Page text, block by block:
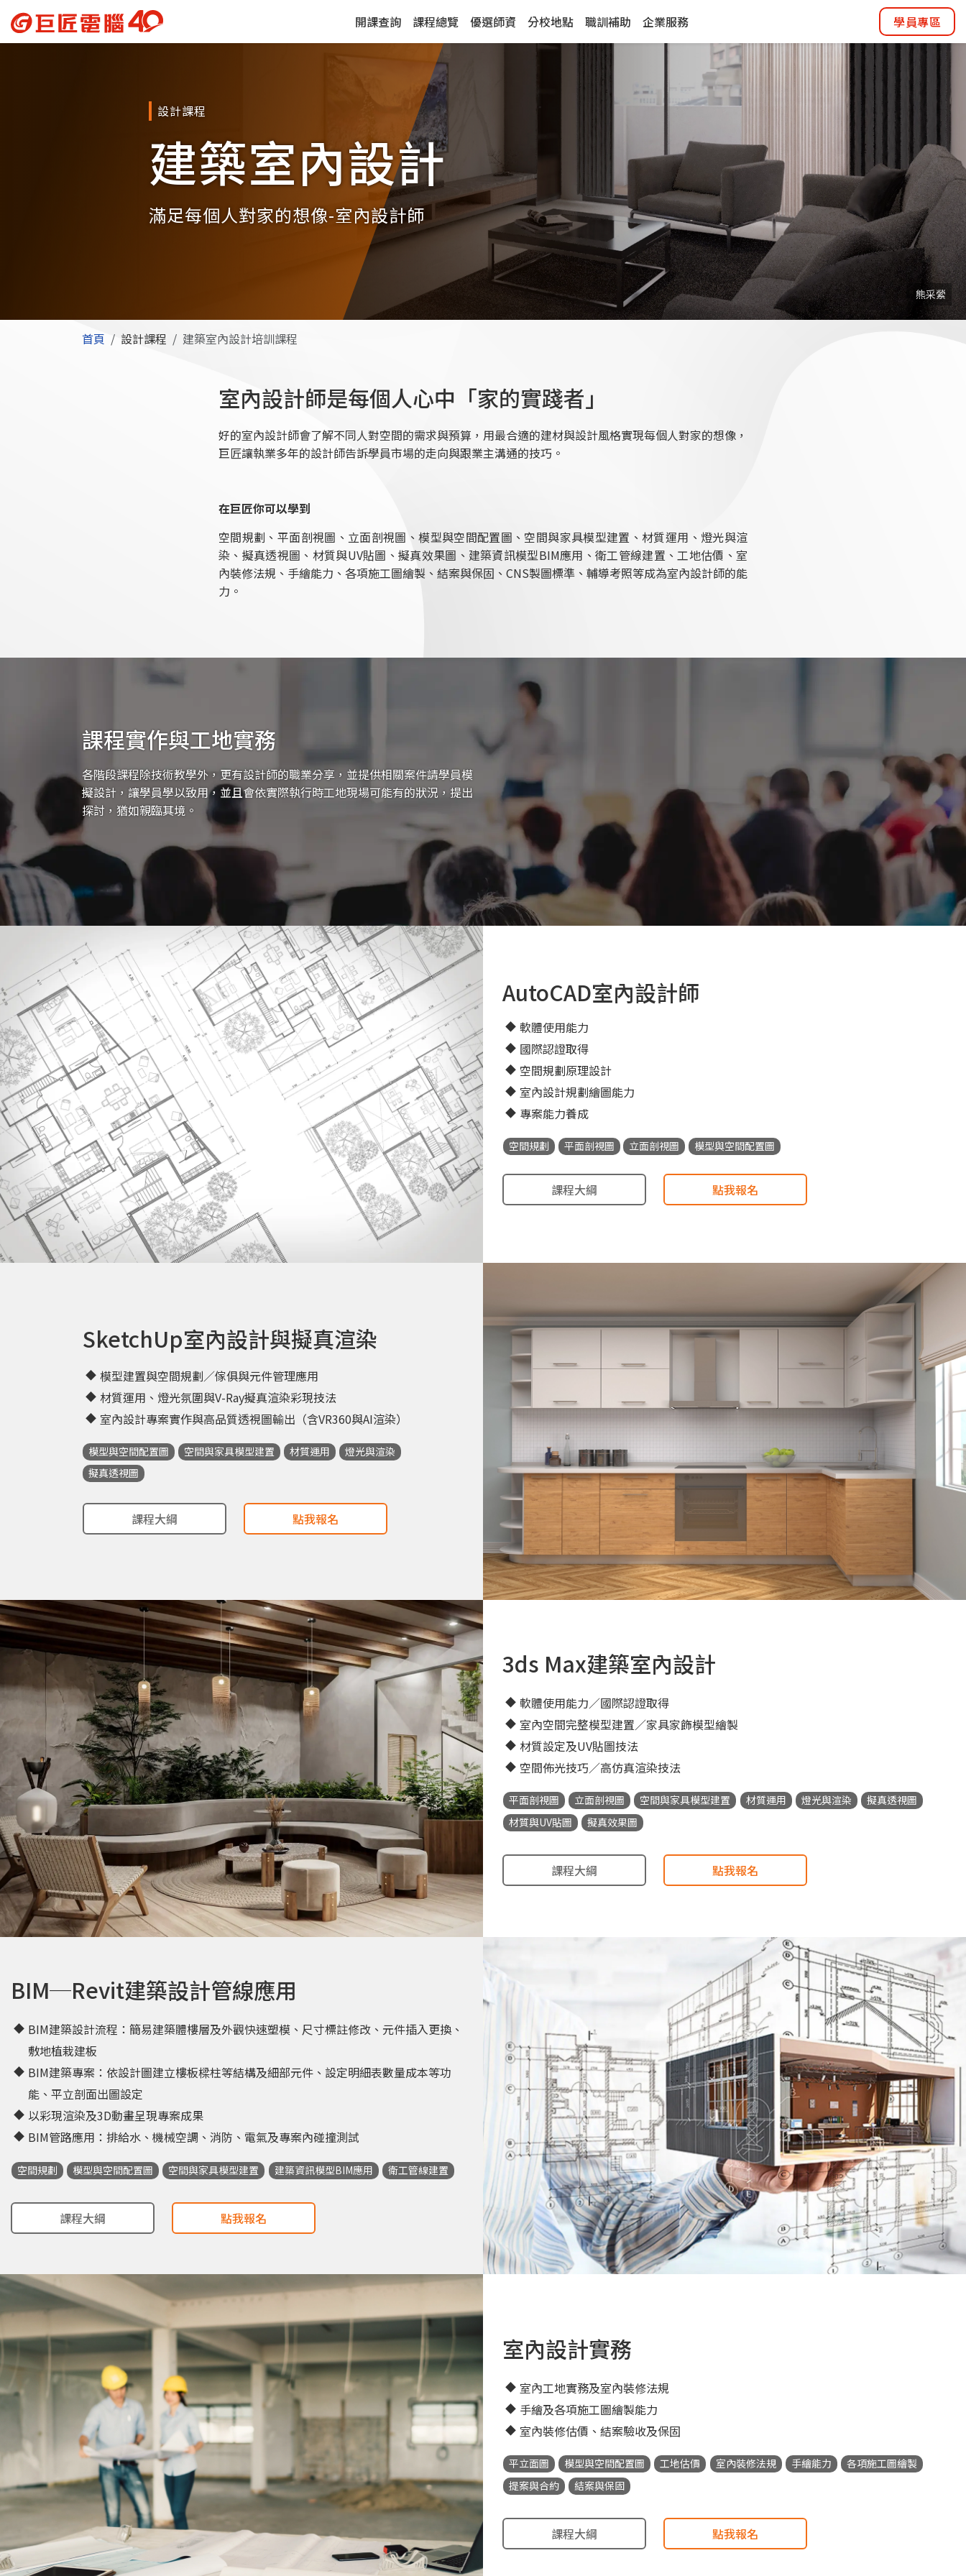
開課查詢 課程總覽 優選師資 分校地點 職訓補助 企業服務 學員專區
熊采縈
設計課程
建築室內設計
滿足每個人對家的想像-室內設計師
首頁 設計課程 建築室內設計培訓課程
室內設計師是每個人心中「家的實踐者」
好的室內設計師會了解不同人對空間的需求與預算，用最合適的建材與設計風格實現每個人對家的想像，
巨匠讓執業多年的設計師告訴學員市場的走向與跟業主溝通的技巧。
在巨匠你可以學到
空間規劃、平面剖視圖、立面剖視圖、模型與空間配置圖、空間與家具模型建置、材質運用、燈光與渲
染、擬真透視圖、材質與UV貼圖、擬真效果圖、建築資訊模型BIM應用、衛工管線建置、工地估價、室
內裝修法規、手繪能力、各項施工圖繪製、結案與保固、CNS製圖標準、輔導考照等成為室內設計師的能
力。
課程實作與工地實務
各階段課程除技術教學外，更有設計師的職業分享，並提供相關案件請學員模
擬設計，讓學員學以致用，並且會依實際執行時工地現場可能有的狀況，提出
探討，猶如親臨其境。
AutoCAD室內設計師
軟體使用能力
國際認證取得
空間規劃原理設計
室內設計規劃繪圖能力
專案能力養成
空間規劃 平面剖視圖 立面剖視圖 模型與空間配置圖
課程大綱 點我報名
SketchUp室內設計與擬真渲染
模型建置與空間規劃／傢俱與元件管理應用
材質運用、燈光氛圍與V-Ray擬真渲染彩現技法
室內設計專案實作與高品質透視圖輸出（含VR360與AI渲染）
模型與空間配置圖 空間與家具模型建置 材質運用
燈光與渲染
擬真透視圖
課程大綱 點我報名
3ds Max建築室內設計
軟體使用能力／國際認證取得
室內空間完整模型建置／家具家飾模型繪製
材質設定及UV貼圖技法
空間佈光技巧／高仿真渲染技法
平面剖視圖 立面剖視圖 空間與家具模型建置 材質運用 燈光與渲染
擬真透視圖
材質與UV貼圖
擬真效果圖
課程大綱 點我報名
BIM─Revit建築設計管線應用
BIM建築設計流程：簡易建築體樓層及外觀快速塑模、尺寸標註修改、元件插入更換、
敷地植栽建板
BIM建築專案：依設計圖建立樓板樑柱等結構及細部元件、設定明細表數量成本等功
能、平立剖面出圖設定
以彩現渲染及3D動畫呈現專案成果
BIM管路應用：排給水、機械空調、消防、電氣及專案內碰撞測試
空間規劃 模型與空間配置圖 空間與家具模型建置 建築資訊模型BIM應用 衛工管線建置
課程大綱 點我報名
室內設計實務
室內工地實務及室內裝修法規
手繪及各項施工圖繪製能力
室內裝修估價、結案驗收及保固
平立面圖 模型與空間配置圖 工地估價 室內裝修法規 手繪能力
各項施工圖繪製
提案與合約
結案與保固
課程大綱 點我報名